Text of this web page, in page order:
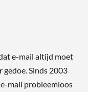
e-mail altijd moet
Sinds 2003
mail probleemloos